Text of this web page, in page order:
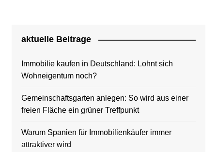
aktuelle Beitrage
Immobilie kaufen in Deutschland: Lohnt sich
Wohneigentum noch?
Gemeinschaftsgarten anlegen: So wird aus einer
freien Fläche ein grüner Treffpunkt
Warum Spanien für Immobilienkäufer immer
attraktiver wird